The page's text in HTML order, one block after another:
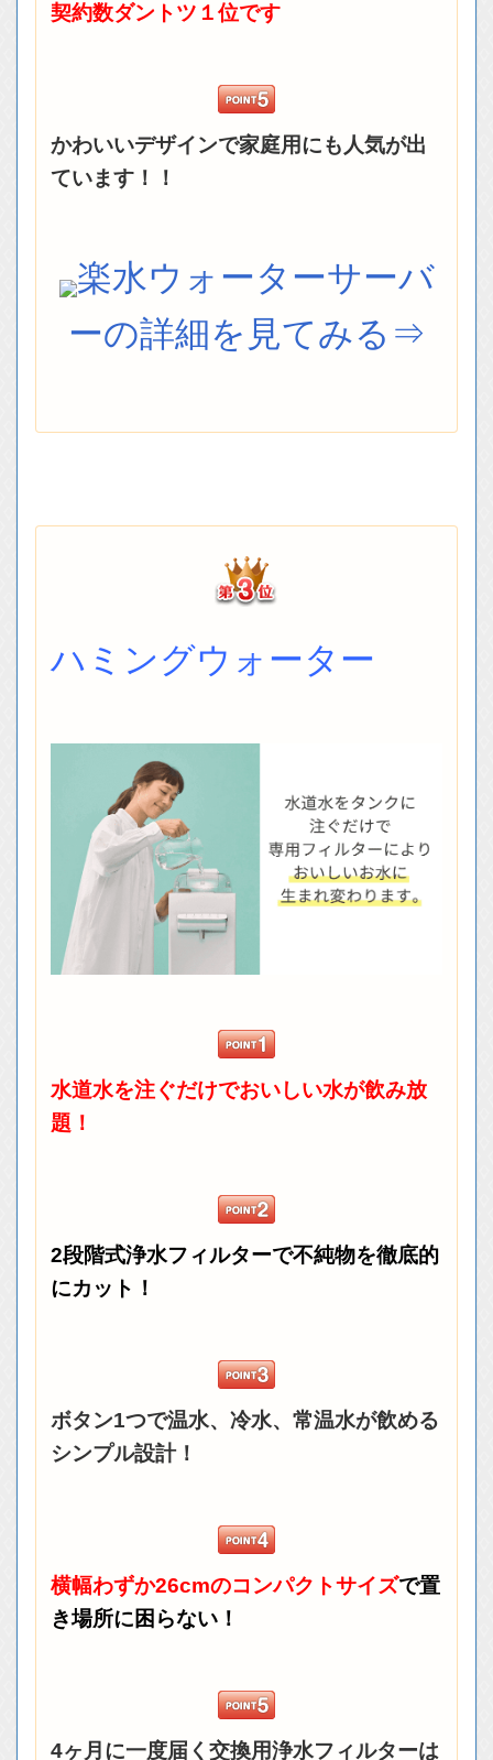
契約数ダントツ１位です
かわいいデザインで家庭用にも人気が出
ています！！
楽水ウォーターサーバ
ーの詳細を見てみる⇒
ハミングウォーター
水道水を注ぐだけでおいしい水が飲み放
題！
2段階式浄水フィルターで不純物を徹底的
にカット！
ボタン1つで温水、冷水、常温水が飲める
シンプル設計！
横幅わずか26cmのコンパクトサイズで置
き場所に困らない！
4ヶ月に一度届く交換用浄水フィルターは